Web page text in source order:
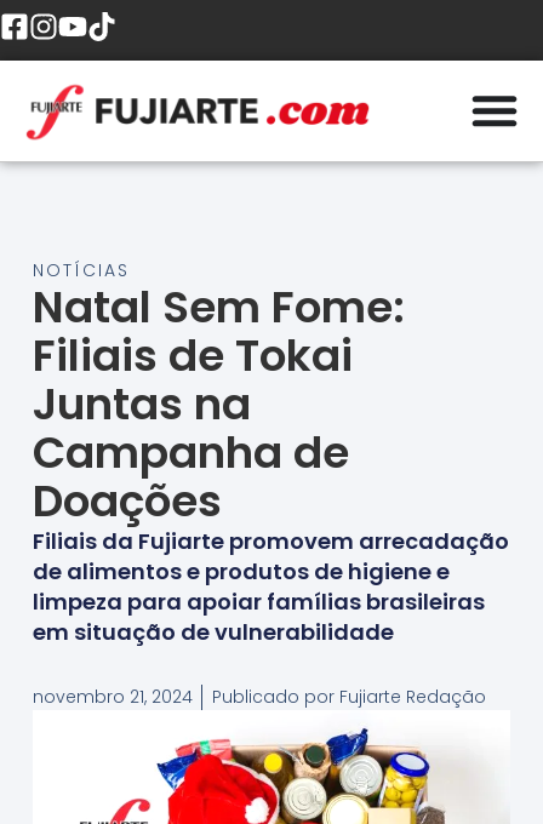
NOTÍCIAS
Natal Sem Fome:
Filiais de Tokai
Juntas na
Campanha de
Doações
Filiais da Fujiarte promovem arrecadação
de alimentos e produtos de higiene e
limpeza para apoiar famílias brasileiras
em situação de vulnerabilidade
novembro 21, 2024 Publicado porFujiarte Redação